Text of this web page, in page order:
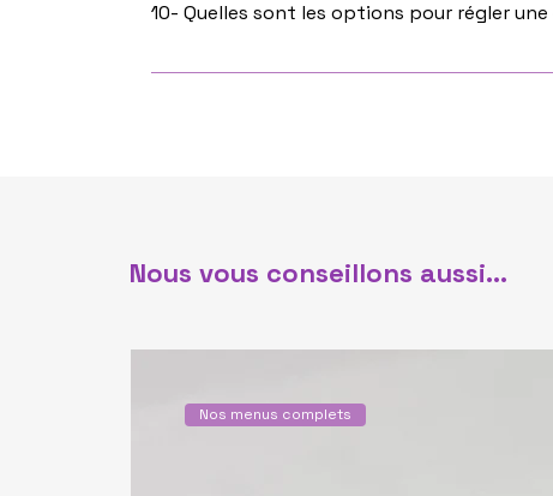
10- Quelles sont les options pour régler
Sur notre site, la totalité du paiement est à
Nous vous conseillons aussi...
Nos menus complets